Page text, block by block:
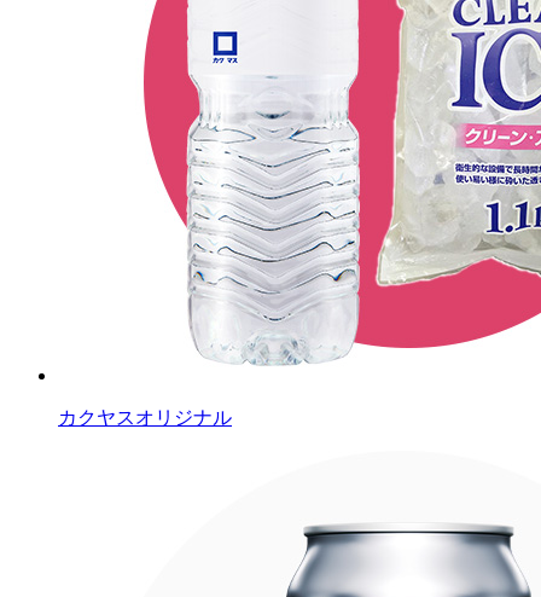
カクヤスオリジナル